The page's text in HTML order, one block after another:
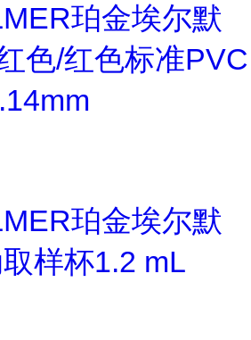
珀金埃尔默
色/红色标准PVC
珀金埃尔默
样杯1.2 mL